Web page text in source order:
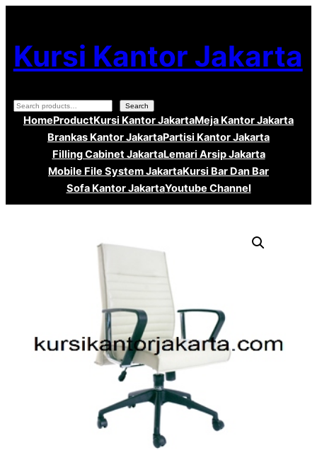
ke
konten
Kursi Kantor Jakarta
Search Search
HomeProductKursi Kantor JakartaMeja Kantor Jakarta
Brankas Kantor JakartaPartisi Kantor Jakarta
Filling Cabinet JakartaLemari Arsip Jakarta
Mobile File System JakartaKursi Bar Dan Bar
Sofa Kantor JakartaYoutube Channel